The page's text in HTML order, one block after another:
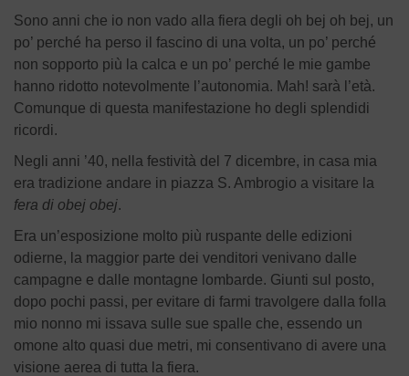
Sono anni che io non vado alla fiera degli oh bej oh bej, un
po’ perché ha perso il fascino di una volta, un po’ perché
non sopporto più la calca e un po’ perché le mie gambe
hanno ridotto notevolmente l’autonomia. Mah! sarà l’età.
Comunque di questa manifestazione ho degli splendidi
ricordi.
Negli anni ’40, nella festività del 7 dicembre, in casa mia
era tradizione andare in piazza S. Ambrogio a visitare la
fera di obej obej.
Era un’esposizione molto più ruspante delle edizioni
odierne, la maggior parte dei venditori venivano dalle
campagne e dalle montagne lombarde. Giunti sul posto,
dopo pochi passi, per evitare di farmi travolgere dalla folla
mio nonno mi issava sulle sue spalle che, essendo un
omone alto quasi due metri, mi consentivano di avere una
visione aerea di tutta la fiera.